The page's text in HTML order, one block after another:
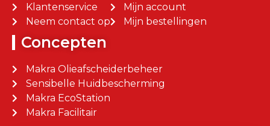
Klantenservice
Neem contact op
Mijn account
Mijn bestellingen
Concepten
Makra Olieafscheiderbeheer
Sensibelle Huidbescherming
Makra EcoStation
Makra Facilitair